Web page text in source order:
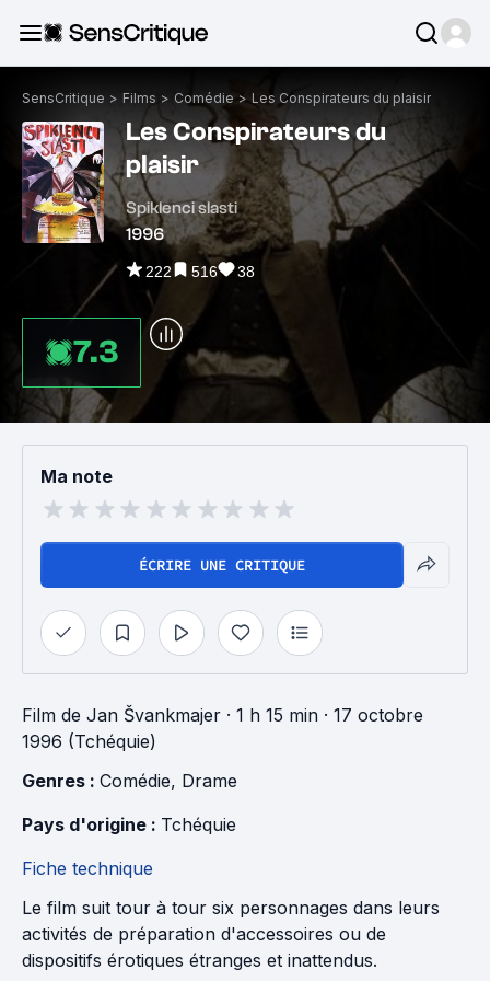
SensCritique > Films > Comédie > Les Conspirateurs du plaisir
Les Conspirateurs du
plaisir
Spiklenci slasti
1996
222 516 38
7.3
Ma note
ÉCRIRE UNE CRITIQUE
Film de Jan Švankmajer · 1 h 15 min · 17 octobre
1996 (Tchéquie)
Genres : Comédie, Drame
Pays d'origine : Tchéquie
Fiche technique
Le film suit tour à tour six personnages dans leurs
activités de préparation d'accessoires ou de
dispositifs érotiques étranges et inattendus.